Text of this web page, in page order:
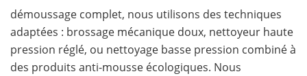
démoussage complet, nous utilisons des techniques
adaptées : brossage mécanique doux, nettoyeur haute
pression réglé, ou nettoyage basse pression combiné à
des produits anti-mousse écologiques. Nous